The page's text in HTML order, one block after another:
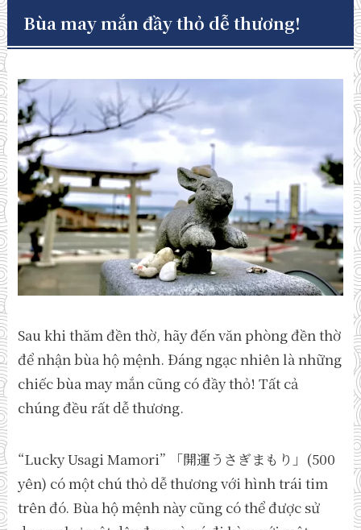
Bùa may mắn đầy thỏ dễ thương!
Sau khi thăm đền thờ, hãy đến văn phòng đền thờ
để nhận bùa hộ mệnh. Đáng ngạc nhiên là những
chiếc bùa may mắn cũng có đầy thỏ! Tất cả
chúng đều rất dễ thương.
“Lucky Usagi Mamori” 「開運うさぎまもり」(500
yên) có một chú thỏ dễ thương với hình trái tim
trên đó. Bùa hộ mệnh này cũng có thể được sử